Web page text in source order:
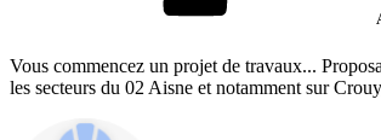
Vous commencez un projet de travaux...
les secteurs du 02 Aisne et notamment sur